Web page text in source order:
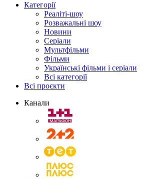
Категорії
Реаліті-шоу
Розважальні шоу
Новини
Серіали
Мультфільми
Фільми
Українські фільми і серіали
Всі категорії
Всі проєкти
Канали